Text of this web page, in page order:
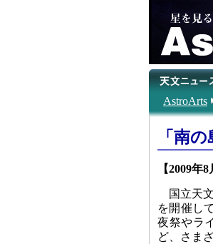
AstroArts
「南
【2009年8
国立天
を開催し
夜祭やラ
ど、さま